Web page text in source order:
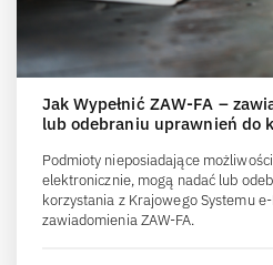
Jak Wypełnić ZAW-FA –
lub odebraniu uprawnień do
Podmioty nieposiadające
elektronicznie, mogą nadać lub
korzystania z Krajowego Systemu
zawiadomienia ZAW-FA.